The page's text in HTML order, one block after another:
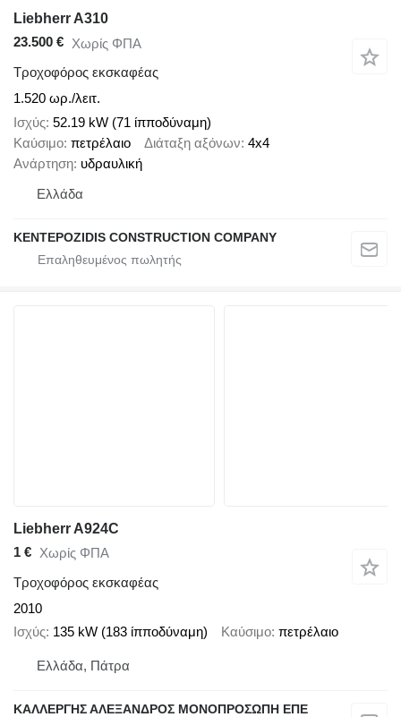
Liebherr A310
23.500 € Χωρίς ΦΠΑ
Τροχοφόρος εκσκαφέας
1.520 ωρ./λειτ.
Ισχύς 52.19 kW (71 ίπποδύναμη)
Καύσιμο πετρέλαιο Διάταξη αξόνων 4x4
Ανάρτηση υδραυλική
Ελλάδα
KENTEPOZIDIS CONSTRUCTION COMPANY
Liebherr A924C
1 € Χωρίς ΦΠΑ
Τροχοφόρος εκσκαφέας
2010
Ισχύς 135 kW (183 ίπποδύναμη) Καύσιμο πετρέλαιο
Ελλάδα, Πάτρα
ΚΑΛΛΕΡΓΗΣ ΑΛΕΞΑΝΔΡΟΣ ΜΟΝΟΠΡΟΣΩΠΗ ΕΠΕ